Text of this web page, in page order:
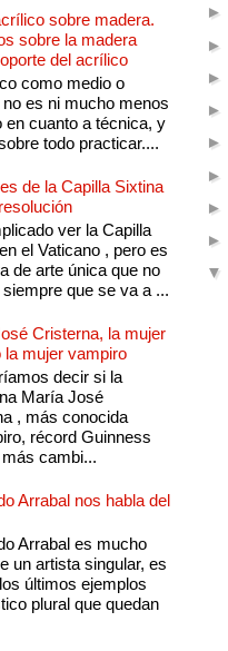
sobre madera.
sobre la madera
del acrílico
como medio o
no es ni mucho menos
en cuanto a técnica, y
todo practicar....
de la Capilla Sixtina
ver la Capilla
el Vaticano , pero es
de arte única que no
que se va a ...
Cristerna, la mujer
la mujer vampiro
decir si la
María José
, más conocida
récord Guinness
cambi...
Arrabal nos habla del
Arrabal es mucho
un artista singular, es
últimos ejemplos
plural que quedan
►
►
►
►
►
►
►
►
▼